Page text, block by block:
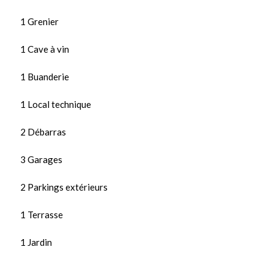
1 Grenier
1 Cave à vin
1 Buanderie
1 Local technique
2 Débarras
3 Garages
2 Parkings extérieurs
1 Terrasse
1 Jardin